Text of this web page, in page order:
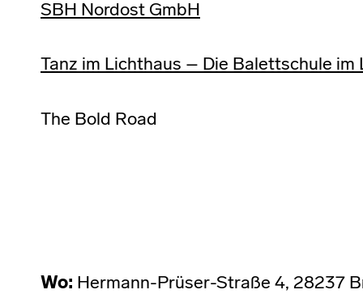
SBH Nordost GmbH
Tanz im Lichthaus – Die Balettschule im
The Bold Road
Wo: Hermann-Prüser-Straße 4, 28237